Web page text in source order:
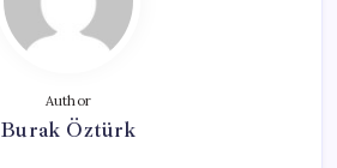
Author
Burak Öztürk